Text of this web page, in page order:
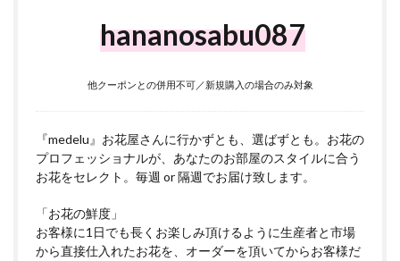
hananosabu087
他クーポンとの併用不可／新規購入の場合のみ対象
『medelu』お花屋さんに行かずとも、選ばずとも。お花の
プロフェッショナルが、あなたのお部屋のスタイルに合う
お花をセレクト。毎週 or 隔週でお届け致します。
「お花の鮮度」
お客様に1日でも長くお楽しみ頂けるように生産者と市場
から直接仕入れたお花を、オーダーを頂いてからお客様だ